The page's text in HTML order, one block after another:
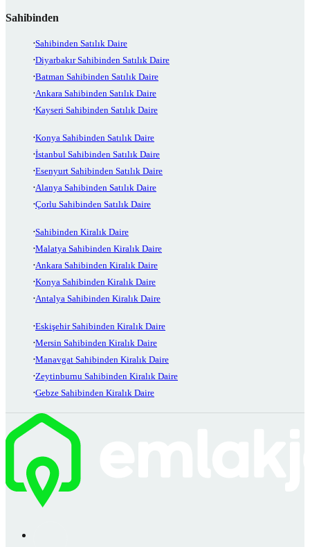
Sahibinden
Sahibinden Satılık Daire
Diyarbakır Sahibinden Satılık Daire
Batman Sahibinden Satılık Daire
Ankara Sahibinden Satılık Daire
Kayseri Sahibinden Satılık Daire
Konya Sahibinden Satılık Daire
İstanbul Sahibinden Satılık Daire
Esenyurt Sahibinden Satılık Daire
Alanya Sahibinden Satılık Daire
Çorlu Sahibinden Satılık Daire
Sahibinden Kiralık Daire
Malatya Sahibinden Kiralık Daire
Ankara Sahibinden Kiralık Daire
Konya Sahibinden Kiralık Daire
Antalya Sahibinden Kiralık Daire
Eskişehir Sahibinden Kiralık Daire
Mersin Sahibinden Kiralık Daire
Manavgat Sahibinden Kiralık Daire
Zeytinburnu Sahibinden Kiralık Daire
Gebze Sahibinden Kiralık Daire